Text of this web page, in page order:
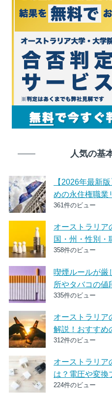
人気の基
【2026年最新
めの永住権職業
361件のビュー
オーストラリア
国・州・性別・
358件のビュー
喫煙ルールが厳
所やタバコの値
335件のビュー
オーストラリア
解説！おすすめ
312件のビュー
オーストラリア
は？電圧や変換
224件のビュー